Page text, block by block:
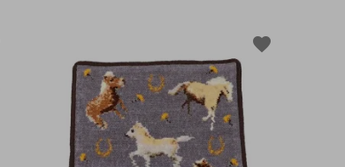
favorite